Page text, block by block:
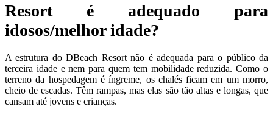
Resort é adequado para
idosos/melhor idade?
A estrutura do DBeach Resort não é adequada para o público da
terceira idade e nem para quem tem mobilidade reduzida. Como o
terreno da hospedagem é íngreme, os chalés ficam em um morro,
cheio de escadas. Têm rampas, mas elas são tão altas e longas, que
cansam até jovens e crianças.